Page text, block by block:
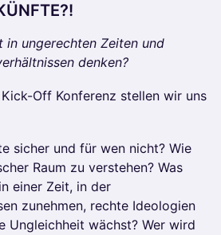
in ungerechten Zeiten und
denken?
Off Konferenz stellen wir uns
sicher und für wen nicht? Wie
Raum zu verstehen? Was
einer Zeit, in der
zunehmen, rechte Ideologien
Ungleichheit wächst? Wer wird